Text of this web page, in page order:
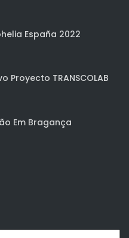
España 2022
Proyecto TRANSCOLAB
Em Bragança